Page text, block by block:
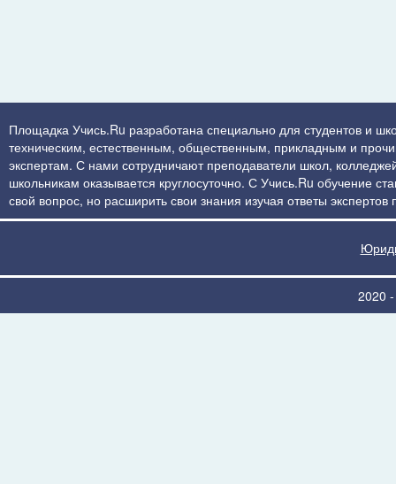
Площадка Учись.Ru разработана специально для студентов и
техническим, естественным, общественным, прикладным и
экспертам. С нами сотрудничают преподаватели школ,
школьникам оказывается круглосуточно. С Учись.Ru обучение
свой вопрос, но расширить свои знания изучая ответы
2020